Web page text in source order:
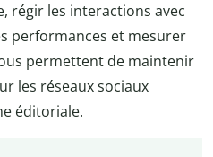
régir les interactions avec
performances et mesurer
permettent de maintenir
les réseaux sociaux
éditoriale.